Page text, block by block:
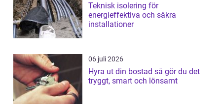
Teknisk isolering för
energieffektiva och säkra
installationer
06 juli 2026
Hyra ut din bostad så gör du det
tryggt, smart och lönsamt